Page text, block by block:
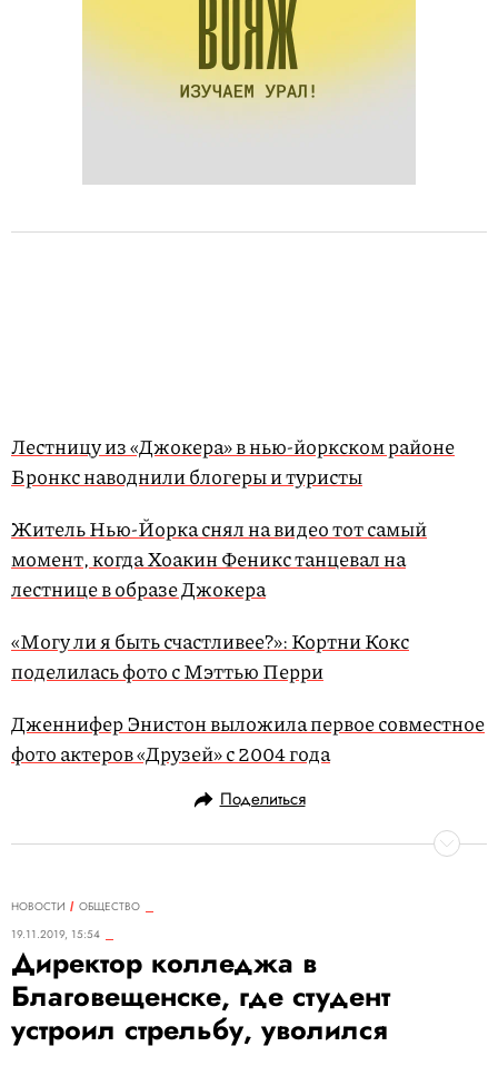
Лестницу из «Джокера» в нью-йоркском районе
Бронкс наводнили блогеры и туристы
Житель Нью-Йорка снял на видео тот самый
момент, когда Хоакин Феникс танцевал на
лестнице в образе Джокера
«Могу ли я быть счастливее?»: Кортни Кокс
поделилась фото с Мэттью Перри
Дженнифер Энистон выложила первое совместное
фото актеров «Друзей» с 2004 года
Поделиться
НОВОСТИ
ОБЩЕСТВО
19.11.2019, 15:54
Директор колледжа в
Благовещенске, где студент
устроил стрельбу, уволился